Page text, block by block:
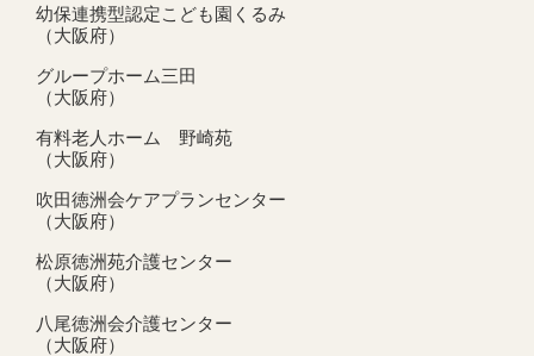
幼保連携型認定こども園くるみ
（大阪府）
グループホーム三田
（大阪府）
有料老人ホーム 野崎苑
（大阪府）
吹田徳洲会ケアプランセンター
（大阪府）
松原徳洲苑介護センター
（大阪府）
八尾徳洲会介護センター
（大阪府）